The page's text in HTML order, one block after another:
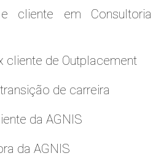
cliente em Consultoria
cliente de Outplacement
de carreira
da AGNIS
da AGNIS